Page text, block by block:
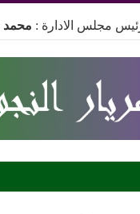
مجلس الادارة : محمد